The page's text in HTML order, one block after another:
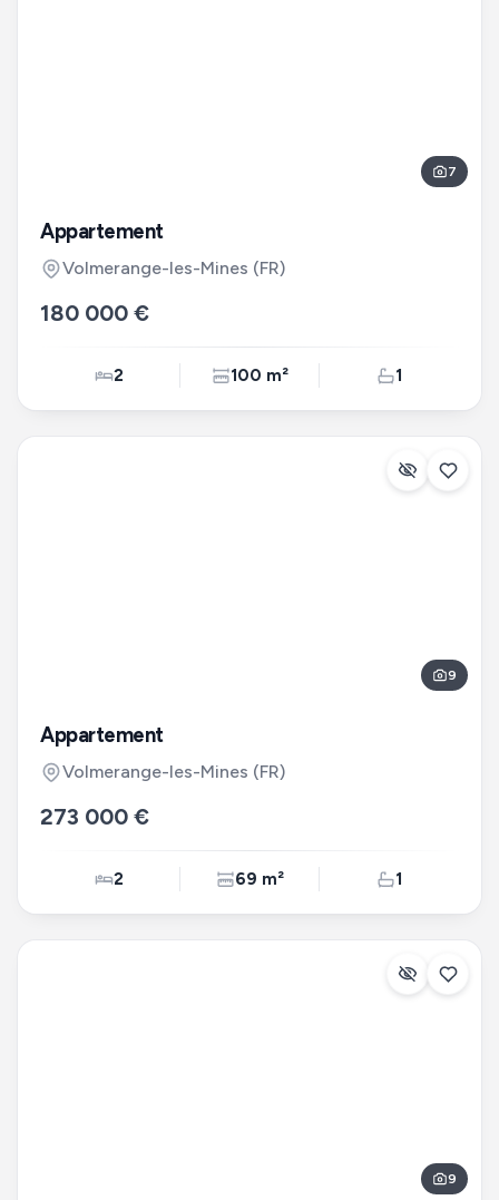
7
Appartement
Volmerange-les-Mines (FR)
180 000 €
2 100 m² 1
9
Appartement
Volmerange-les-Mines (FR)
273 000 €
2 69 m² 1
9